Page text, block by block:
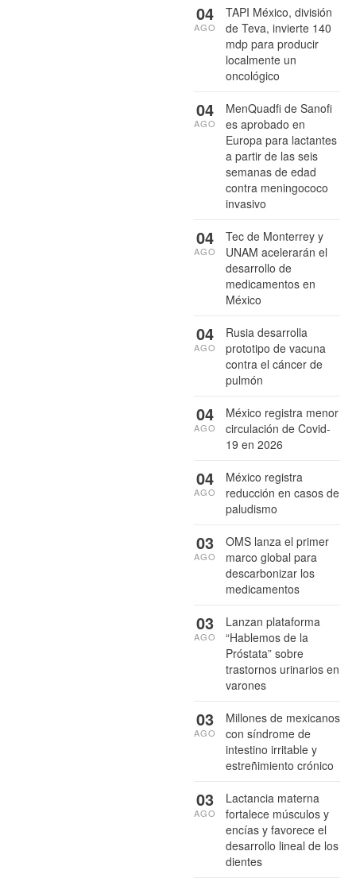
TAPI México, división
de Teva, invierte 140
mdp para producir
localmente un
oncológico
04
AGO
MenQuadfi de Sanofi
es aprobado en
Europa para lactantes
a partir de las seis
semanas de edad
contra meningococo
invasivo
04
AGO
Tec de Monterrey y
UNAM acelerarán el
desarrollo de
medicamentos en
México
04
AGO
Rusia desarrolla
prototipo de vacuna
contra el cáncer de
pulmón
04
AGO
México registra menor
circulación de Covid-
19 en 2026
04
AGO
México registra
reducción en casos de
paludismo
04
AGO
OMS lanza el primer
marco global para
descarbonizar los
medicamentos
03
AGO
Lanzan plataforma
“Hablemos de la
Próstata” sobre
trastornos urinarios en
varones
03
AGO
Millones de mexicanos
con síndrome de
intestino irritable y
estreñimiento crónico
03
AGO
Lactancia materna
fortalece músculos y
encías y favorece el
desarrollo lineal de los
dientes
03
AGO